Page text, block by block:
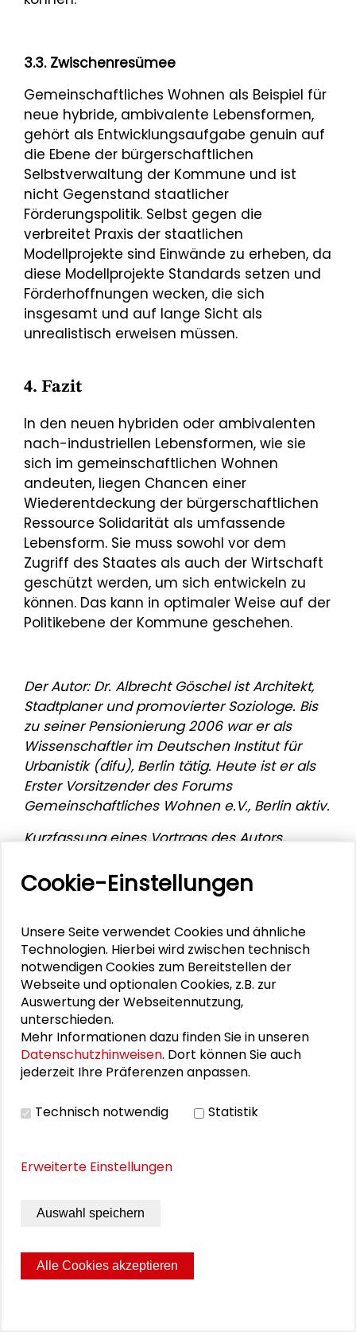
3.3. Zwischenresümee
Gemeinschaftliches Wohnen als Beispiel für
neue hybride, ambivalente Lebensformen,
gehört als Entwicklungsaufgabe genuin auf
die Ebene der bürgerschaftlichen
Selbstverwaltung der Kommune und ist
nicht Gegenstand staatlicher
Förderungspolitik. Selbst gegen die
verbreitet Praxis der staatlichen
Modellprojekte sind Einwände zu erheben, da
diese Modellprojekte Standards setzen und
Förderhoffnungen wecken, die sich
insgesamt und auf lange Sicht als
unrealistisch erweisen müssen.
4. Fazit
In den neuen hybriden oder ambivalenten
nach-industriellen Lebensformen, wie sie
sich im gemeinschaftlichen Wohnen
andeuten, liegen Chancen einer
Wiederentdeckung der bürgerschaftlichen
Ressource Solidarität als umfassende
Lebensform. Sie muss sowohl vor dem
Zugriff des Staates als auch der Wirtschaft
geschützt werden, um sich entwickeln zu
können. Das kann in optimaler Weise auf der
Politikebene der Kommune geschehen.
Der Autor: Dr. Albrecht Göschel ist Architekt,
Stadtplaner und promovierter Soziologe. Bis
zu seiner Pensionierung 2006 war er als
Wissenschaftler im Deutschen Institut für
Urbanistik (difu), Berlin tätig. Heute ist er als
Erster Vorsitzender des Forums
Gemeinschaftliches Wohnen e.V., Berlin aktiv.
Kurzfassung eines Vortrags des Autors,
Darmstadt
Mehr zum Thema
Verleihung des Schader-Preises 2025 an Prof. Dr.
Martina Löw
Gemeinschaftliches Wohnen - eine Einführung
gemeinschaftlichen Wohnens
Wohnprojekte
PUBLIKATIONEN
Cookie-Einstellungen
Unsere Seite verwendet Cookies und ähnliche
Technologien. Hierbei wird zwischen technisch
notwendigen Cookies zum Bereitstellen der
Webseite und optionalen Cookies, z.B. zur
Auswertung der Webseitennutzung,
unterschieden.
Mehr Informationen dazu finden Sie in unseren
Datenschutzhinweisen. Dort können Sie auch
jederzeit Ihre Präferenzen anpassen.
Technisch notwendig Statistik
Erweiterte Einstellungen
Auswahl speichern
Alle Cookies akzeptieren